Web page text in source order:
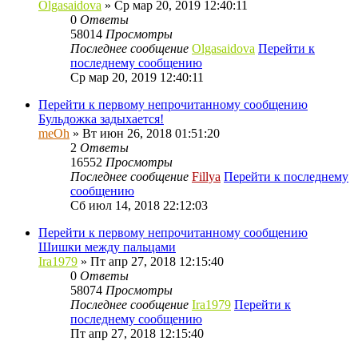
Olgasaidova » Ср мар 20, 2019 12:40:11
0 Ответы
58014 Просмотры
Последнее сообщение Olgasaidova Перейти к
последнему сообщению
Ср мар 20, 2019 12:40:11
Перейти к первому непрочитанному сообщению
Бульдожка задыхается!
meOh » Вт июн 26, 2018 01:51:20
2 Ответы
16552 Просмотры
Последнее сообщение Fillya Перейти к последнему
сообщению
Сб июл 14, 2018 22:12:03
Перейти к первому непрочитанному сообщению
Шишки между пальцами
Ira1979 » Пт апр 27, 2018 12:15:40
0 Ответы
58074 Просмотры
Последнее сообщение Ira1979 Перейти к
последнему сообщению
Пт апр 27, 2018 12:15:40